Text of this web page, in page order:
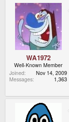
WA1972
Well-Known Member
Joined
Nov 14, 2009
Messages
1,363